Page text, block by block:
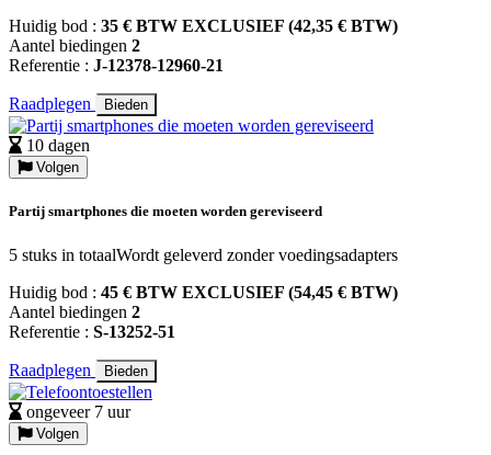
Huidig bod : 35 € BTW EXCLUSIEF (42,35 € BTW)
Aantel biedingen 2
Referentie : J-12378-12960-21
Raadplegen Bieden
10 dagen
Volgen
Partij smartphones die moeten worden gereviseerd
5 stuks in totaalWordt geleverd zonder voedingsadapters
Huidig bod : 45 € BTW EXCLUSIEF (54,45 € BTW)
Aantel biedingen 2
Referentie : S-13252-51
Raadplegen Bieden
ongeveer 7 uur
Volgen